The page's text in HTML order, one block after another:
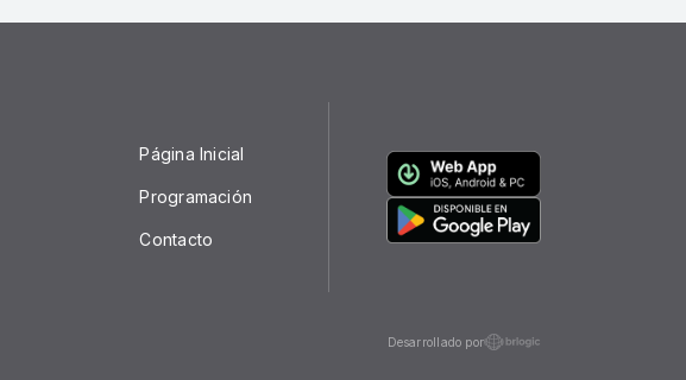
Página Inicial
Programación
Contacto
Desarrollado por